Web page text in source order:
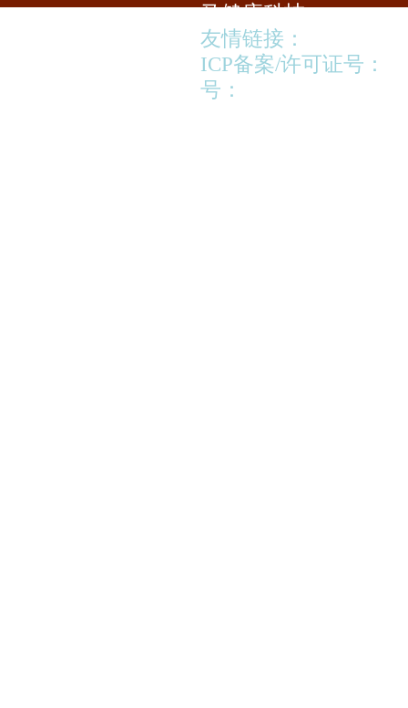
马健康科技
友情链接：
ICP备案/许可证号：
号：